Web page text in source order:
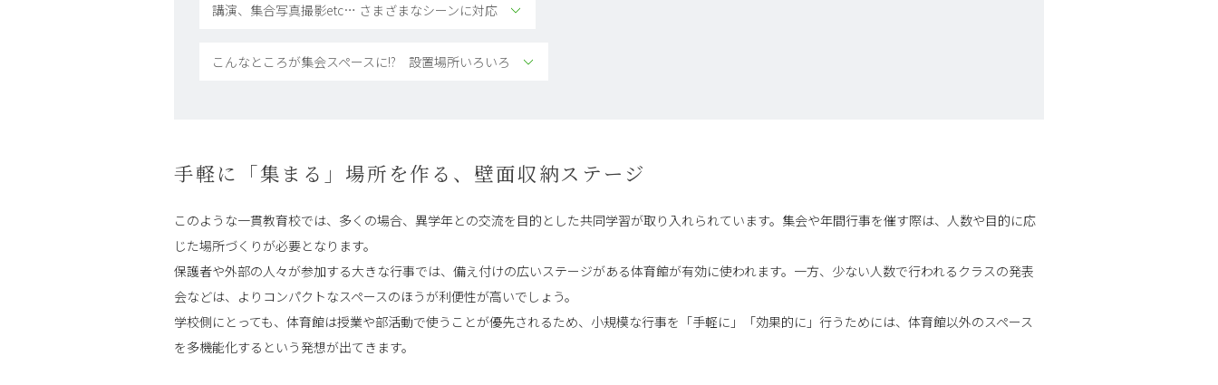
講演、集合写真撮影etc… さまざまなシーンに対応
こんなところが集会スペースに!? 設置場所いろいろ
手軽に「集まる」場所を作る、壁面収納ステージ
このような一貫教育校では、多くの場合、異学年との交流を目的とした共同学習が取り入れられています。集会や年間行事を催す際は、人数や目的に応
じた場所づくりが必要となります。
保護者や外部の人々が参加する大きな行事では、備え付けの広いステージがある体育館が有効に使われます。一方、少ない人数で行われるクラスの発表
会などは、よりコンパクトなスペースのほうが利便性が高いでしょう。
学校側にとっても、体育館は授業や部活動で使うことが優先されるため、小規模な行事を「手軽に」「効果的に」行うためには、体育館以外のスペース
を多機能化するという発想が出てきます。